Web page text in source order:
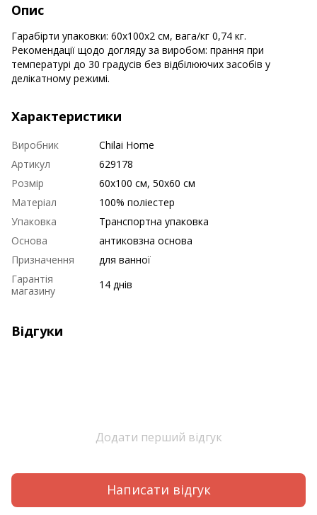
Опис
Гарабірти упаковки: 60х100х2 см, вага/кг 0,74 кг.
Рекомендації щодо догляду за виробом: прання при
температурі до 30 градусів без відбілюючих засобів у
делікатному режимі.
Характеристики
Виробник
Chilai Home
Артикул
629178
Розмір
60х100 см, 50х60 см
Матеріал
100% поліестер
Упаковка
Транспортна упаковка
Основа
антиковзна основа
Призначення
для ванної
Гарантія
магазину
14 днів
Відгуки
Додати перший відгук
Написати відгук